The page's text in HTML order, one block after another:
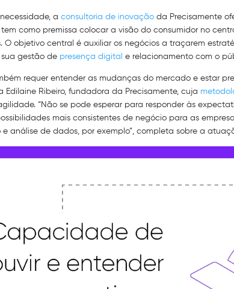
aconsultoria de inovação da Precisamente
como premissa colocar a visão do consumidor no
O objetivo central é auxiliar os negócios a traçarem
sua gestão de presença digital e relacionamento com o
requer entender as mudanças do mercado e estar
Edilaine Ribeiro, fundadora da Precisamente, cuja
“Não se pode esperar para responder às
mais consistentes de negócio para as
e análise de dados, por exemplo”, completa sobre a